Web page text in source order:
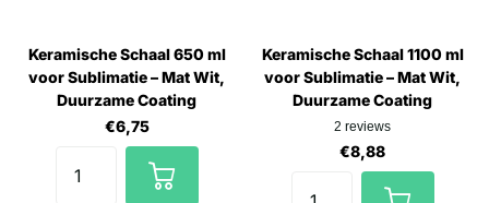
Keramische Schaal 650 ml
voor Sublimatie – Mat Wit,
Duurzame Coating
€6,75
Keramische Schaal 1100 ml
voor Sublimatie – Mat Wit,
Duurzame Coating
2 reviews
€8,88